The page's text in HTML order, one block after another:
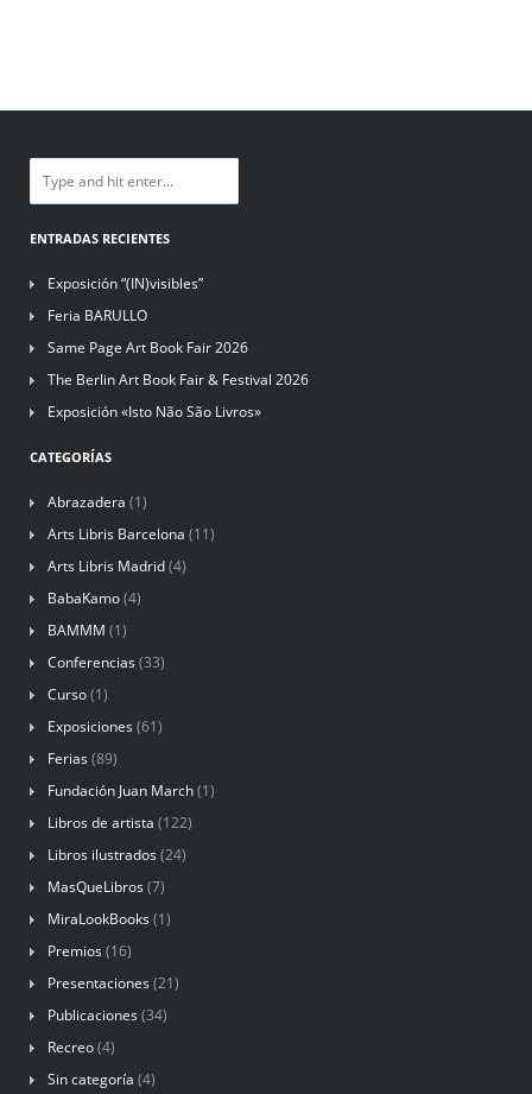
ENTRADAS RECIENTES
Exposición “(IN)visibles”
Feria BARULLO
Same Page Art Book Fair 2026
The Berlin Art Book Fair & Festival 2026
Exposición «Isto Não São Livros»
CATEGORÍAS
Abrazadera (1)
Arts Libris Barcelona (11)
Arts Libris Madrid(4)
BabaKamo(4)
BAMMM (1)
Conferencias (33)
Curso(1)
Exposiciones (61)
Ferias (89)
Fundación Juan March(1)
Libros de artista (122)
Libros ilustrados (24)
MasQueLibros (7)
MiraLookBooks (1)
Premios (16)
Presentaciones (21)
Publicaciones (34)
Recreo(4)
Sin categoría (4)